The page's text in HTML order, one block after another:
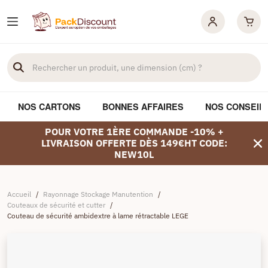
NOS CARTONS BONNES AFFAIRES NOS
POUR VOTRE 1ÈRE COMMANDE -10% +
LIVRAISON OFFERTE DÈS 149€HT CODE:
NEW10L
Accueil / Rayonnage Stockage Manutention /
Couteaux de sécurité et cutter /
Couteau de sécurité ambidextre à lame rétractable LEGE